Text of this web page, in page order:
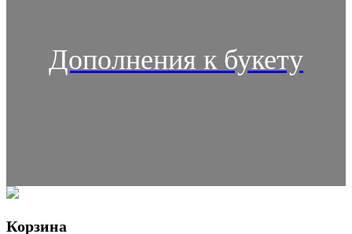
Дополнения к букету
Корзина